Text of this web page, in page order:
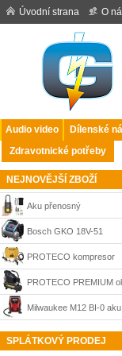
Úvodní strana O
Audio video Dílenské
Zdravotnické potřeby
NEJNOVĚJŠÍ ZBOŽÍ
Aku přenosný
kompresor/hustilka 10.3
6000mAh
Bosch GKO 18V-51
Professional
kompresor 18 V, bez
akumulátoru, 0601492000
PROTECO kompresor
bezolejový mini 230V,
180 L/min
PROTECO PREMIUM
kompresor 1,1 kW
Milwaukee M12 BI-0 aku
kompresor, bez aku a
SPLÁTKOVÝ PRODEJ